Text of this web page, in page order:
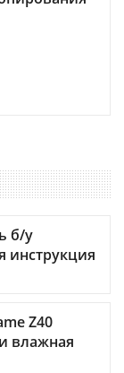
б/у
инструкция
Z40
влажная